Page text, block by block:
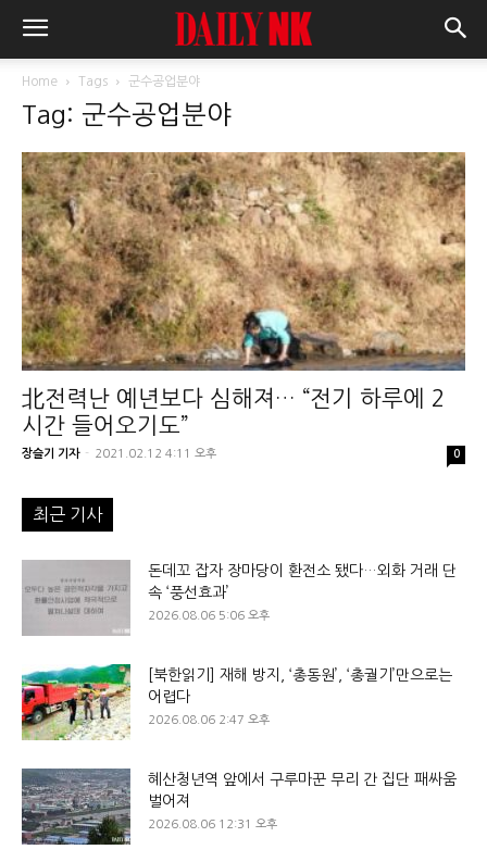
Home Tags 군수공업분야
Tag: 군수공업분야
北전력난 예년보다 심해져… “전기 하루에 2
시간 들어오기도”
장슬기 기자 - 2021.02.12 4:11 오후 0
최근 기사
돈데꼬 잡자 장마당이 환전소 됐다…외화 거래 단
속 ‘풍선효과’
2026.08.06 5:06 오후
[북한읽기] 재해 방지, ‘총동원’, ‘총궐기’만으로는
어렵다
2026.08.06 2:47 오후
혜산청년역 앞에서 구루마꾼 무리 간 집단 패싸움
벌어져
2026.08.06 12:31 오후